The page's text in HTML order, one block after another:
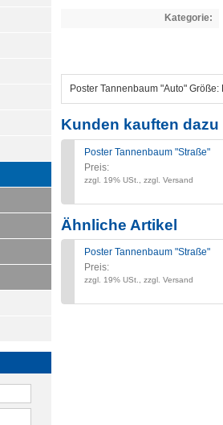
Kategorie:
Poster Tannenbaum "Auto" Größe:
Kunden kauften
Poster Tannenbaum "Straße"
Preis:
zzgl. 19% USt., zzgl. Versand
Ähnliche Artikel
Poster Tannenbaum "Straße"
Preis:
zzgl. 19% USt., zzgl. Versand